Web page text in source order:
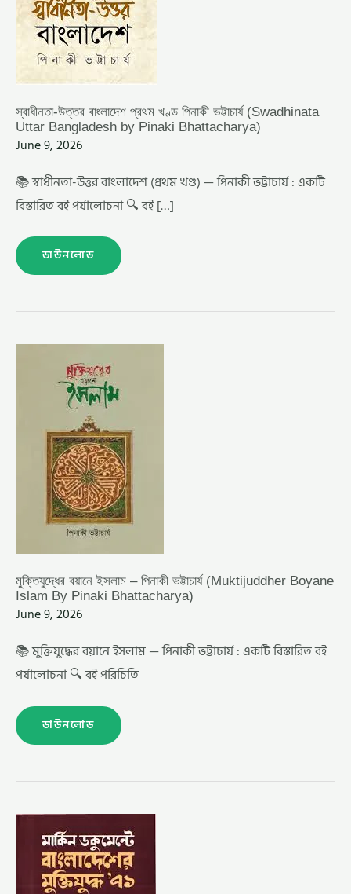
স্বাধীনতা-উত্তর বাংলাদেশ প্রথম খণ্ড পিনাকী ভট্টাচার্য (Swadhinata
Uttar Bangladesh by Pinaki Bhattacharya)
June 9, 2026
📚 স্বাধীনতা-উত্তর বাংলাদেশ (প্রথম খণ্ড) — পিনাকী ভট্টাচার্য : একটি
বিস্তারিত বই পর্যালোচনা 🔍 বই […]
ডাউনলোড
মুক্তিযুদ্ধের বয়ানে ইসলাম – পিনাকী ভট্টাচার্য (Muktijuddher Boyane
Islam By Pinaki Bhattacharya)
June 9, 2026
📚 মুক্তিযুদ্ধের বয়ানে ইসলাম — পিনাকী ভট্টাচার্য : একটি বিস্তারিত বই
পর্যালোচনা 🔍 বই পরিচিতি
মুক্তিযুদ্ধের
ইসলাম
পিনাকী
ভট্টাচার্য
(MUKTIJUDDHER
BOYANE
ISLAM
BY
PINAKI
BHATTACHARYA)
ডাউনলোড
মার্কিন
ডকুমেন্টে
বাংলাদেশের
মুক্তিযুদ্ধ
৭১
–
পিনাকী
ভট্টাচর্য